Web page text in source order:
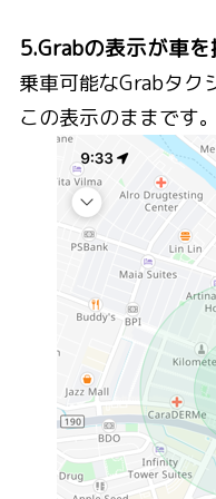
5.Grabの表示が車
乗車可能なGrabタク
この表示のままです